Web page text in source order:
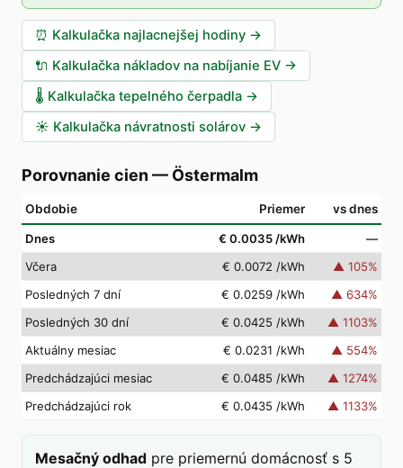
⏰ Kalkulačka najlacnejšej hodiny →
🔌 Kalkulačka nákladov na nabíjanie EV →
🌡️ Kalkulačka tepelného čerpadla →
☀️ Kalkulačka návratnosti solárov →
Porovnanie cien — Östermalm
Obdobie Priemer vs dnes
Dnes € 0.0035 /kWh
—
Včera
€ 0.0072 /kWh ▲ 105%
Posledných 7 dní
€ 0.0259 /kWh ▲ 634%
Posledných 30 dní
€ 0.0425 /kWh ▲ 1103%
Aktuálny mesiac
€ 0.0231 /kWh ▲ 554%
Predchádzajúci mesiac
€ 0.0485 /kWh ▲ 1274%
Predchádzajúci rok
€ 0.0435 /kWh ▲ 1133%
Mesačný odhad pre priemernú domácnosť s 5